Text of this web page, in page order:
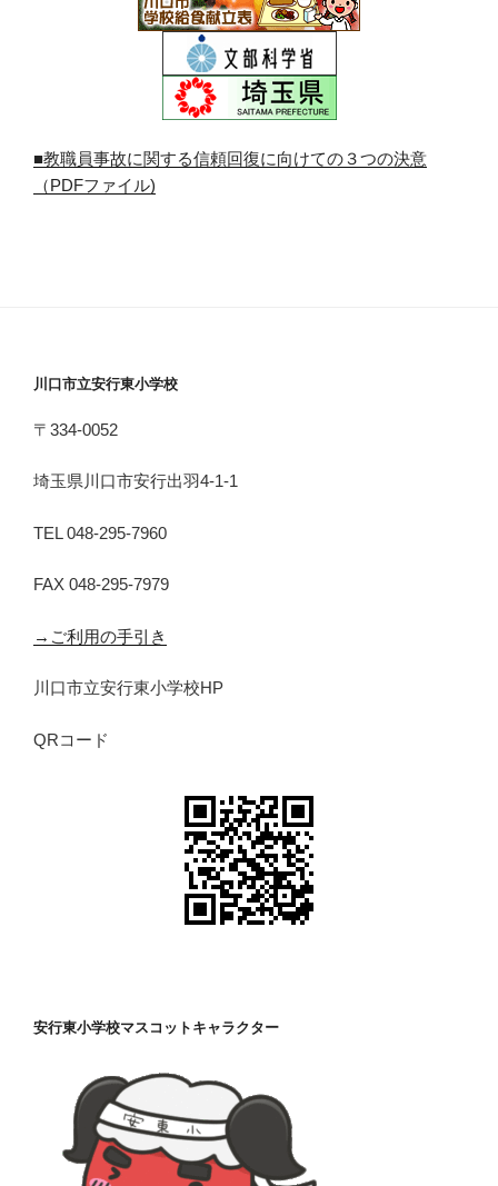
■教職員事故に関する信頼回復に向けての３つの決意
（PDFファイル)
川口市立安行東小学校
〒334-0052
埼玉県川口市安行出羽4-1-1
TEL 048-295-7960
FAX 048-295-7979
→ご利用の手引き
川口市立安行東小学校HP
QRコード
安行東小学校マスコットキャラクター